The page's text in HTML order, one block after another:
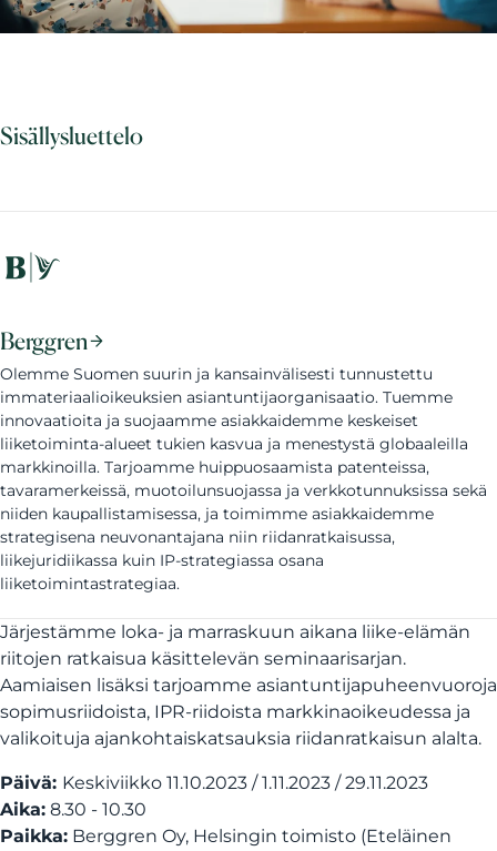
Sisällysluettelo
Berggren
Olemme Suomen suurin ja kansainvälisesti tunnustettu
immateriaalioikeuksien asiantuntijaorganisaatio. Tuemme
innovaatioita ja suojaamme asiakkaidemme keskeiset
liiketoiminta-alueet tukien kasvua ja menestystä globaaleilla
markkinoilla. Tarjoamme huippuosaamista patenteissa,
tavaramerkeissä, muotoilunsuojassa ja verkkotunnuksissa sekä
niiden kaupallistamisessa, ja toimimme asiakkaidemme
strategisena neuvonantajana niin riidanratkaisussa,
liikejuridiikassa kuin IP-strategiassa osana
liiketoimintastrategiaa.
Järjestämme loka- ja marraskuun aikana liike-elämän
riitojen ratkaisua käsittelevän seminaarisarjan.
Aamiaisen lisäksi tarjoamme asiantuntijapuheenvuoroja
sopimusriidoista, IPR-riidoista markkinaoikeudessa ja
valikoituja ajankohtaiskatsauksia riidanratkaisun alalta.
Päivä: Keskiviikko 11.10.2023 / 1.11.2023 / 29.11.2023
Aika: 8.30 - 10.30
Paikka: Berggren Oy, Helsingin toimisto (Eteläinen